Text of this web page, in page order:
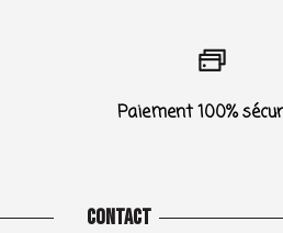
Paiement 100%
Contact